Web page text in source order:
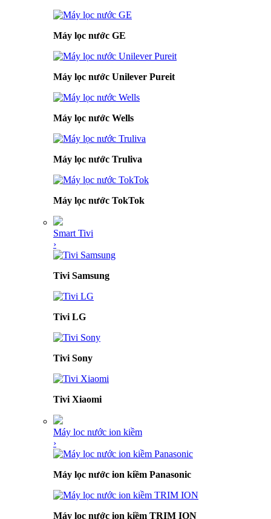
Máy lọc nước GE
Máy lọc nước Unilever Pureit
Máy lọc nước Wells
Máy lọc nước Truliva
Máy lọc nước TokTok
Smart Tivi
›
Tivi Samsung
Tivi LG
Tivi Sony
Tivi Xiaomi
Máy lọc nước ion kiềm
›
Máy lọc nước ion kiềm Panasonic
Máy lọc nước ion kiềm TRIM ION